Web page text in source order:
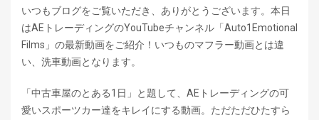
いつもブログをご覧いただき、ありがとうございます。本日
はAEトレーディングのYouTubeチャンネル「Auto1Emotional
Films」の最新動画をご紹介！いつものマフラー動画とは違
い、洗車動画となります。
「中古車屋のとある1日」と題して、AEトレーディングの可
愛いスポーツカー達をキレイにする動画。ただただひたすら